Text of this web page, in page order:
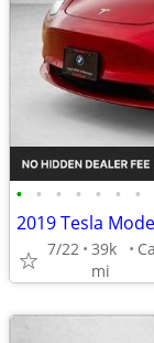
• • • • • • •
7/22 39k
mi